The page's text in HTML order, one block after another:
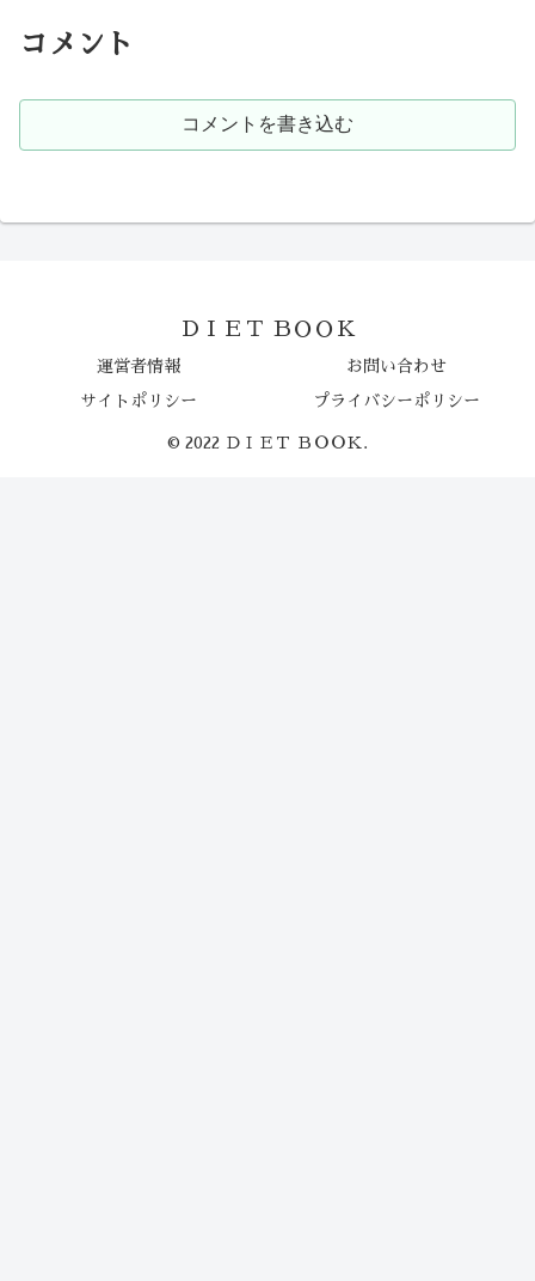
コメント
コメントを書き込む
ＤＩＥＴ ＢＯＯＫ
運営者情報 お問い合わせ
サイトポリシー プライバシーポリシー
© 2022 ＤＩＥＴ ＢＯＯＫ.